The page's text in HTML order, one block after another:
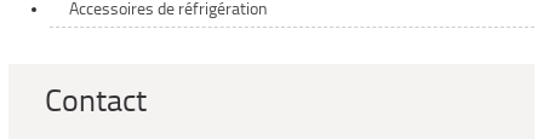
Accessoires de réfrigération
Contact